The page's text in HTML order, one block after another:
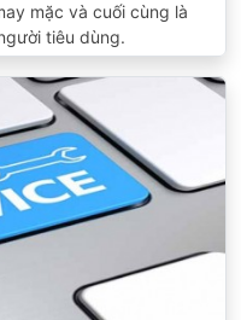
mặc và cuối cùng là
tiêu dùng.